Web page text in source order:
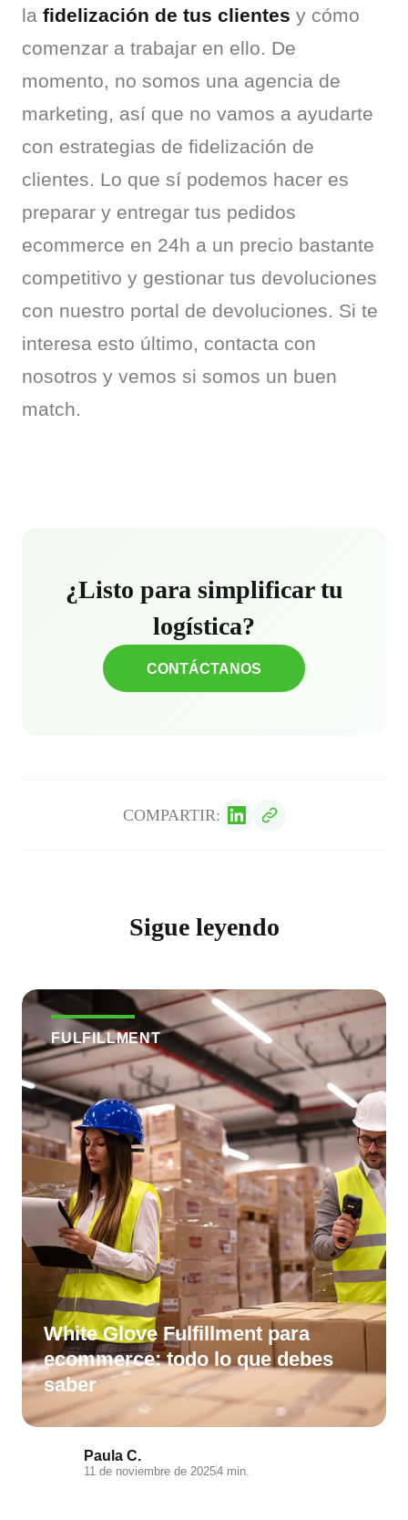
la fidelización de tus clientes y cómo
comenzar a trabajar en ello. De
momento, no somos una agencia de
marketing, así que no vamos a ayudarte
con estrategias de fidelización de
clientes. Lo que sí podemos hacer es
preparar y entregar tus pedidos
ecommerce en 24h a un precio bastante
competitivo y gestionar tus devoluciones
con nuestro portal de devoluciones. Si te
interesa esto último, contacta con
nosotros y vemos si somos un buen
match.
¿Listo para simplificar tu
logística?
CONTÁCTANOS
COMPARTIR:
Sigue leyendo
FULFILLMENT
White Glove Fulfillment para
ecommerce: todo lo que debes
saber
Paula C.
11 de noviembre de 20254 min.